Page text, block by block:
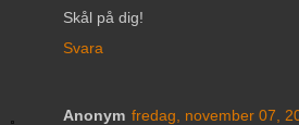
Skål på dig!
Svara
Anonym fredag, november 07,